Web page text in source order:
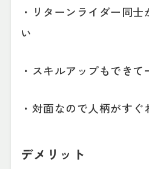
・リターンライダー同
い
・スキルアップもできて
・対面なので人柄がすぐ
デメリット